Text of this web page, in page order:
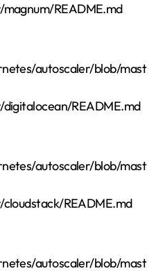
README.md
autoscaler/blob/mast
README.md
autoscaler/blob/mast
README.md
autoscaler/blob/mast